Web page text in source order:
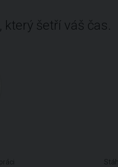
který šetří váš čas.